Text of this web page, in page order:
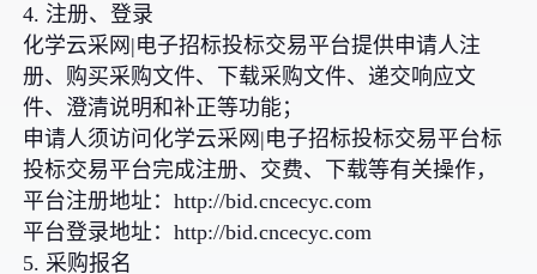
4. 注册、登录
化学云采网|电子招标投标交易平台提供申请人注
册、购买采购文件、下载采购文件、递交响应文
件、澄清说明和补正等功能；
申请人须访问化学云采网|电子招标投标交易平台标
投标交易平台完成注册、交费、下载等有关操作，
平台注册地址：http://bid.cncecyc.com
平台登录地址：http://bid.cncecyc.com
5. 采购报名